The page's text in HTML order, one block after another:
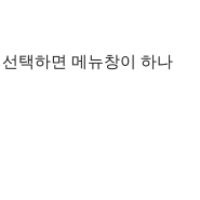
택하면 메뉴창이 하나